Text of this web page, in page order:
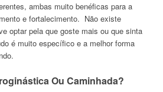
ambas muito benéficas para a
e fortalecimento. Não existe
optar pela que goste mais ou que sinta
é muito específico e a melhor forma
Ou Caminhada?